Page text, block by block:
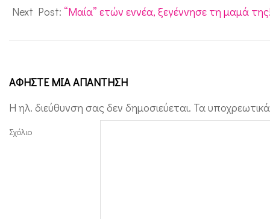
α
υ
ξ
07
Next Post: “Μαία” ετών εννέα, ξεγέννησε τη μαμά της!
ΑΦΉΣΤΕ ΜΙΑ ΑΠΆΝΤΗΣΗ
Η ηλ. διεύθυνση σας δεν δημοσιεύεται. Τα
Σχόλιο